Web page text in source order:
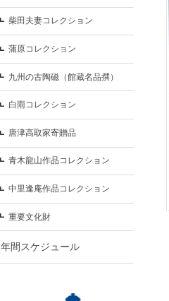
柴田夫妻コレクション
蒲原コレクション
九州の古陶磁（館蔵名品撰）
白雨コレクション
唐津高取家寄贈品
青木龍山作品コレクション
中里逢庵作品コレクション
重要文化財
年間スケジュール